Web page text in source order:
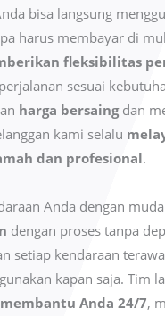
bisa langsung
harus membayar di
fleksibilitas
sesuai
harga bersaingdan
kami selalu
dan profesional.
Anda dengan
dengan proses tanpa
setiap kendaraan
kapan saja. Tim
Anda 24/7,